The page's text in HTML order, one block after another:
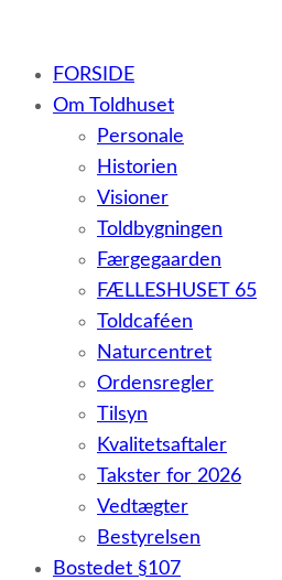
– et botilbud til voksne
udviklede personer samt
FORSIDE
Om Toldhuset
Personale
Historien
Visioner
Toldbygningen
Færgegaarden
FÆLLESHUSET 65
Toldcaféen
Naturcentret
Ordensregler
Tilsyn
Kvalitetsaftaler
Takster for 2026
Vedtægter
Bestyrelsen
Bostedet §107